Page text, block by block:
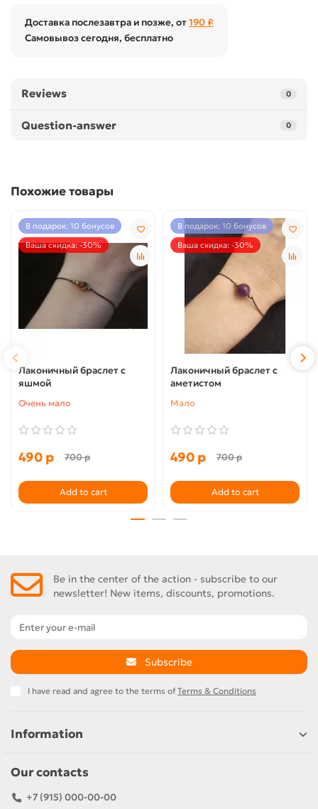
Доставка послезавтра и позже, от190 ₽
Самовывоз сегодня, бесплатно
Reviews 0
Question-answer 0
Похожие товары
В подарок: 10 бонусов
Ваша скидка: -30%
Лаконичный браслет с
яшмой
Очень мало
490 р 700 р
Add to cart
В подарок: 10 бонусов
Ваша скидка: -30%
Лаконичный браслет с
аметистом
Мало
490 р 700 р
Add to cart
Be in the center of the action - subscribe to our
newsletter! New items, discounts, promotions.
Subscribe
I have read and agree to the terms ofTerms & Conditions
Information
Our contacts
+7 (915) 000-00-00